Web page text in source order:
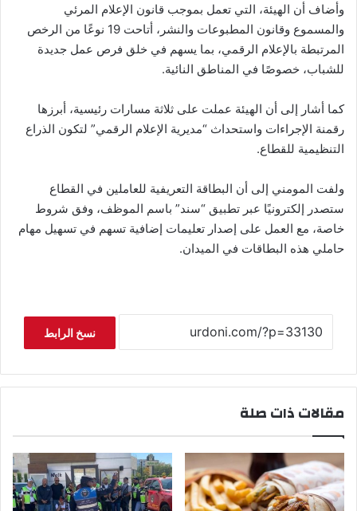
وأضاف أن الهيئة، التي تعمل بموجب قانون الإعلام المرئي
والمسموع وقانون المطبوعات والنشر، أتاحت 19 نوعًا من الرخص
المرتبطة بالإعلام الرقمي، بما يسهم في خلق فرص عمل جديدة
للشباب، خصوصًا في المناطق النائية.
كما أشار إلى أن الهيئة عملت على ثلاثة مسارات رئيسية، أبرزها
رقمنة الإجراءات واستحداث “مديرية الإعلام الرقمي” لتكون الذراع
التنظيمية للقطاع.
ولفت المومني إلى أن البطاقة التعريفية للعاملين في القطاع
ستصدر إلكترونيًا عبر تطبيق “سند” باسم الموظف، وفق شروط
خاصة، مع العمل على إصدار تعليمات إضافية تسهم في تسهيل مهام
حاملي هذه البطاقات في الميدان.
نسخ الرابط
مقالات ذات صلة